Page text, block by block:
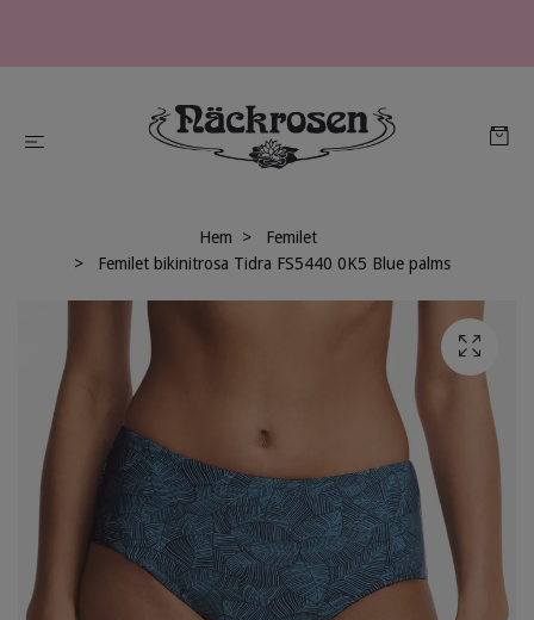
Hem
Femilet
Femilet bikinitrosa Tidra FS5440 0K5 Blue palms